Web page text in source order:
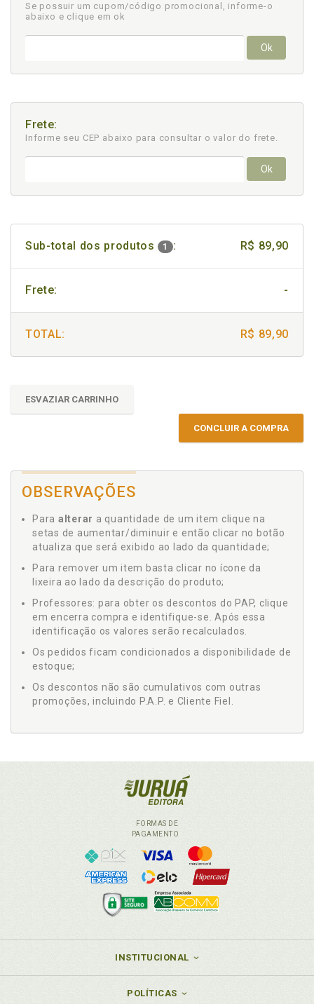
Se possuir um cupom/código promocional, informe-o
abaixo e clique em ok
Ok
Frete:
Informe seu CEP abaixo para consultar o valor do frete.
Ok
Sub-total dos produtos 1 : R$ 89,90
Frete: -
TOTAL: R$ 89,90
ESVAZIAR CARRINHO
CONCLUIR A COMPRA
OBSERVAÇÕES
Para alterar a quantidade de um item clique na
setas de aumentar/diminuir e então clicar no botão
atualiza que será exibido ao lado da quantidade;
Para remover um item basta clicar no ícone da
lixeira ao lado da descrição do produto;
Professores: para obter os descontos do PAP, clique
em encerra compra e identifique-se. Após essa
identificação os valores serão recalculados.
Os pedidos ficam condicionados a disponibilidade de
estoque;
Os descontos não são cumulativos com outras
promoções, incluindo P.A.P. e Cliente Fiel.
FORMAS DE
PAGAMENTO
INSTITUCIONAL
POLÍTICAS